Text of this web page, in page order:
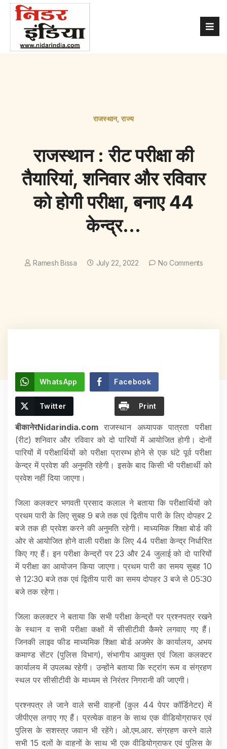
राजस्थान,राज्य
राजस्थान : रीट परीक्षा की
तैयारियां, शनिवार और रविवार
को होगी परीक्षा, बनाए 44
केन्द्र…
Ramesh Bissa July 22, 2022 No Comments
WhatsApp Facebook
Twitter Print
बीकानेरNidarindia.com राजस्थान अध्यापक पात्रता परीक्षा
(रीट) शनिवार और रविवार को दो पारियों में आयोजित होगी। दोनों
पारियों में परीक्षार्थियों को परीक्षा प्रारम्भ होने से एक घंटे पूर्व परीक्षा
केन्द्र में प्रवेश की अनुमति रहेगी। इसके बाद किसी भी परीक्षार्थी को
प्रवेश नहीं दिया जाएगा।
जिला कलक्टर भगवती प्रसाद कलाल ने बताया कि परीक्षार्थियों को
प्रथम पारी के लिए सुबह 9 बजे तक एवं द्वितीय पारी के लिए दोपहर 2
बजे तक ही प्रवेश करने की अनुमति रहेगी। माध्यमिक शिक्षा बोर्ड की
ओर से आयोजित होने वाली परीक्षा के लिए 44 परीक्षा केन्द्र निर्धारित
किए गए हैं। इन परीक्षा केन्द्रों पर 23 और 24 जुलाई को दो पारियों
में परीक्षा का आयोजन किया जाएगा। प्रथम पारी का समय सुबह 10
से 12:30 बजे तक एवं द्वितीय पारी का समय दोपहर 3 बजे से 05:30
बजे तक रहेगा।
जिला कलक्टर ने बताया कि सभी परीक्षा केन्द्रों पर प्रश्नपत्र रखने
के स्थान व सभी परीक्षा कक्षों में सीसीटीवी कैमरे लगवाए गए हैं।
जिनकी लाइव फीड माध्यमिक शिक्षा बोर्ड अजमेर के कार्यालय, अभय
कमाण्ड सेंटर (पुलिस विभाग), संभागीय आयुक्त एवं जिला कलक्टर
कार्यालय में उपलब्ध रहेगी। उन्होंने बताया कि स्ट्रांग रूम व संग्रहण
स्थल पर सीसीटीवी के माध्यम से निरंतर निगरानी की जाएगी।
प्रश्नपत्र ले जाने वाले सभी वाहनों (कुल 44 पेपर कॉर्डिनेटर) में
जीपीएस लगाए गए हैं। प्रत्येक वाहन के साथ एक वीडियोग्राफर एवं
पुलिस के सशस्त्र जवान भी रहेंगे। ओ.एम.आर. संग्रहण करने वाले
सभी 15 दलों के वाहनों के साथ भी एक वीडियोग्राफर एवं पुलिस के